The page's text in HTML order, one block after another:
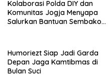
Kolaborasi Polda DIY dan
Komunitas Jogja Menyapa
Salurkan Bantuan Sembako,
Humoriezt Siap Jadi Garda
Depan Jaga Kamtibmas di
Bulan Suci